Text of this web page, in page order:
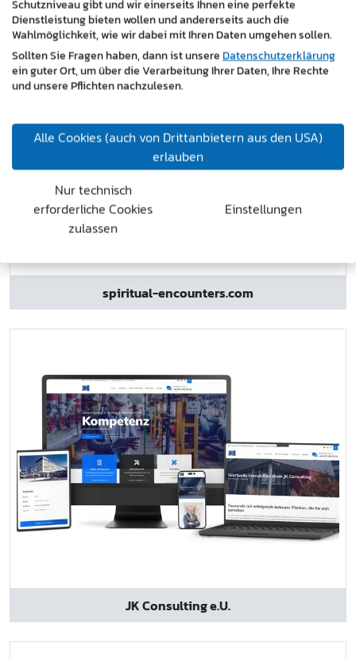
spiritual-encounters.com
JK Consulting e.U.
Schutzniveau gibt und wir einerseits Ihnen eine perfekte
Dienstleistung bieten wollen und andererseits auch die
Wahlmöglichkeit, wie wir dabei mit Ihren Daten umgehen sollen.
Sollten Sie Fragen haben, dann ist unsereDatenschutzerklärung
ein guter Ort, um über die Verarbeitung Ihrer Daten, Ihre Rechte
und unsere Pflichten nachzulesen.
Alle Cookies (auch von Drittanbietern aus den USA)
erlauben
Nur technisch
erforderliche Cookies
zulassen
Einstellungen